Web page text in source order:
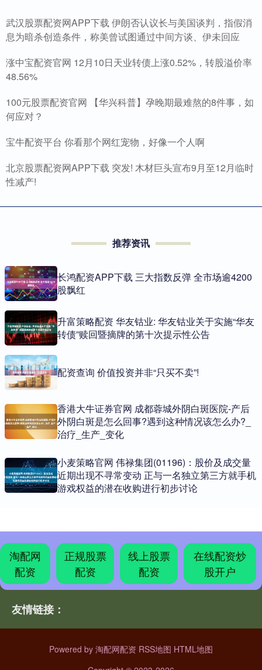
武汉股票配资网APP下载 伊朗否认议长与美国谈判，指假消
息为暗杀创造条件，称美曾试图通过中间方谈、伊未回应
涨中宝配资官网 12月10日天业转债上涨0.52%，转股溢价率
48.56%
100元股票配资官网 【华兴科普】孕晚期最难熬的8件事，如
何应对？
宝牛配资平台 你看那个网红宠物，好像一个人啊
北京股票配资网APP下载 突发! 木材巨头宣布9月至12月临时
性减产!
推荐资讯
长鸿配资APP下载 三大指数反弹 全市场逾4200
股飘红
升富策略配资 华友钴业: 华友钴业关于实施“华友
转债”赎回暨摘牌的第十次提示性公告
配资查询 价值投资并非“只买不卖”!
香港大牛证券官网 成都蓉城外阴白斑医院-产后
外阴白斑是怎么回事?遇到这种情况该怎么办?_
治疗_生产_变化
小麦策略官网 伟禄集团(01196)：股价及成交量
近期出现不寻常变动 正与一名独立第三方就手机
游戏权益的潜在收购进行初步讨论
淘配网
配资
正规股票
配资
线上股票
配资
在线配资炒
股开户
友情链接：
Powered by 淘配网配资 RSS地图 HTML地图